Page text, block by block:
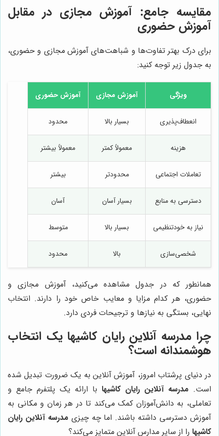
مقایسه جامع: آموزش مجازی در مقابل
آموزش حضوری
برای درک بهتر تفاوت‌ها و شباهت‌های آموزش مجازی و حضوری،
به جدول زیر توجه کنید:
ویژگی آموزش مجازی آموزش حضوری
انعطاف‌پذیری بسیار بالا محدود
هزینه معمولاً کمتر معمولاً بیشتر
تعاملات اجتماعی محدودتر بیشتر
دسترسی به منابع بسیار آسان آسان
نیاز به خودتنظیمی بسیار بالا متوسط
شخصی‌سازی بالا محدود
همانطور که در جدول مشاهده می‌کنید، آموزش مجازی و
حضوری، هر کدام مزایا و معایب خاص خود را دارند. انتخاب
نهایی، بستگی به نیازها و ترجیحات فردی دارد.
چرا مدرسه آنلاین رایان کاشیها یک انتخاب
هوشمندانه است؟
در دنیای پرشتاب امروز، آموزش آنلاین به یک ضرورت تبدیل شده
است. مدرسه آنلاین رایان کاشیها با ارائه یک پلتفرم جامع و
تعاملی، به دانش‌آموزان کمک می‌کند تا در هر زمان و مکانی به
آموزش دسترسی داشته باشند. اما چه چیزی مدرسه آنلاین رایان
کاشیها را از سایر مدارس آنلاین متمایز می‌کند؟